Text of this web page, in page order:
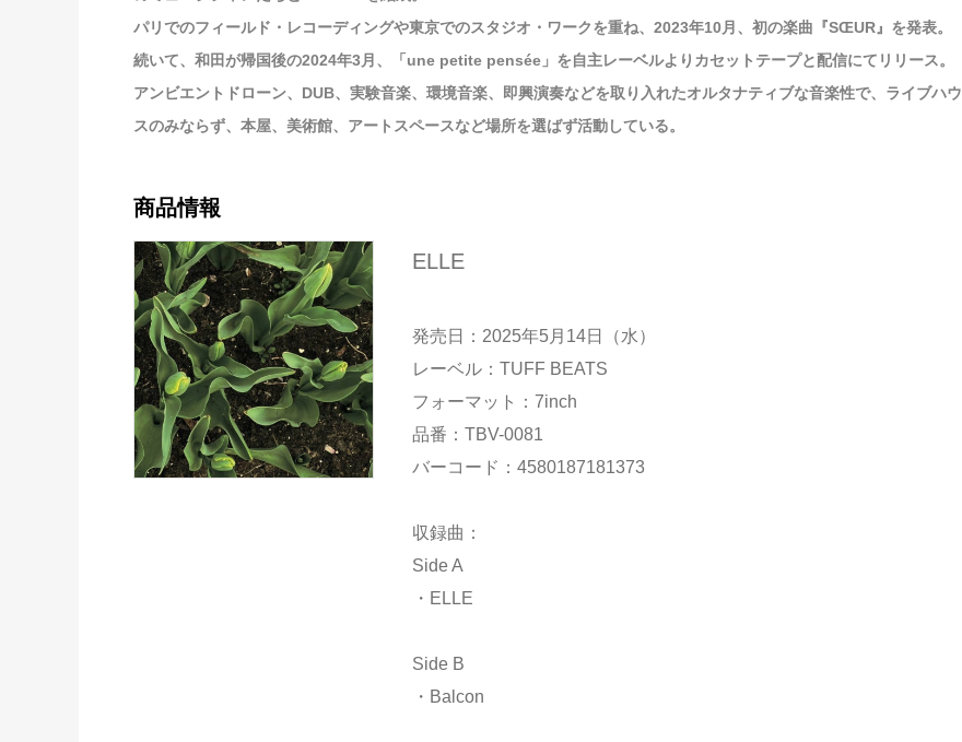
パリでのフィールド・レコーディングや東京でのスタジオ・ワークを重ね、2023年10月、初の楽曲『SŒUR』を発表。
続いて、和田が帰国後の2024年3月、「une petite pensée」を自主レーベルよりカセットテープと配信にてリリース。
アンビエントドローン、DUB、実験音楽、環境音楽、即興演奏などを取り入れたオルタナティブな音楽性で、ライブハウ
スのみならず、本屋、美術館、アートスペースなど場所を選ばず活動している。
商品情報
ELLE
発売日：2025年5月14日（水）
レーベル：TUFF BEATS
フォーマット：7inch
品番：TBV-0081
バーコード：4580187181373
収録曲：
Side A
・ELLE
Side B
・Balcon